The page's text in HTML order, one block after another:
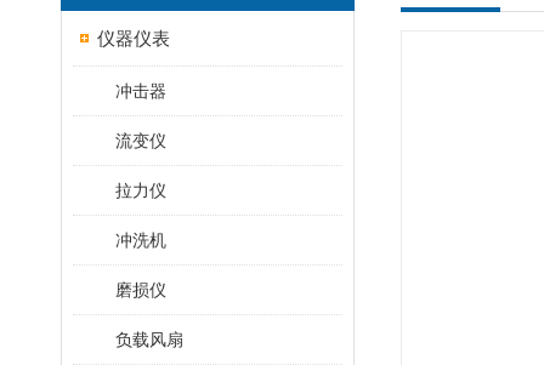
仪器仪表
冲击器
流变仪
拉力仪
冲洗机
磨损仪
负载风扇